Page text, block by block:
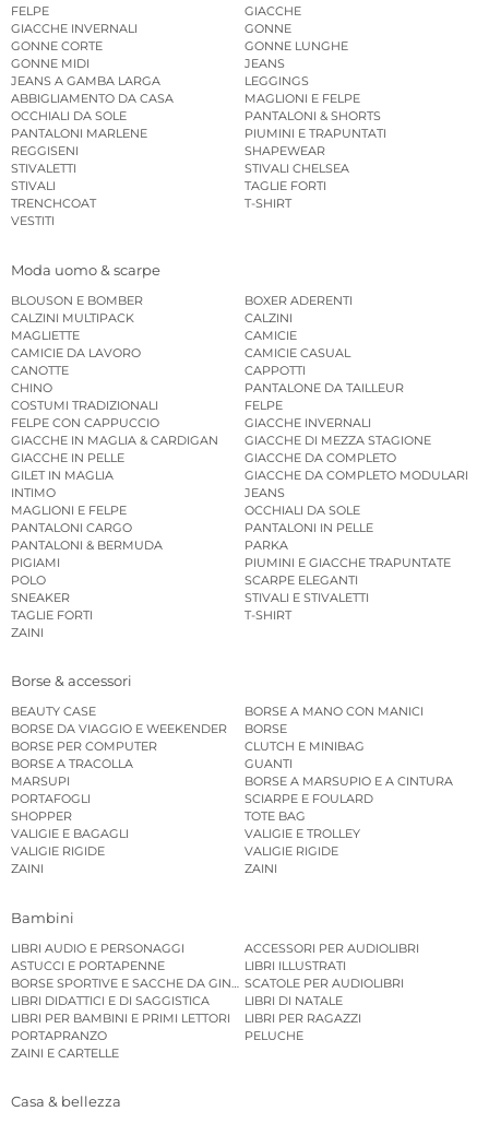
FELPE
GIACCHE
GIACCHE INVERNALI
GONNE
GONNE CORTE
GONNE LUNGHE
GONNE MIDI
JEANS
JEANS A GAMBA LARGA
LEGGINGS
ABBIGLIAMENTO DA CASA
MAGLIONI E FELPE
OCCHIALI DA SOLE
PANTALONI & SHORTS
PANTALONI MARLENE
PIUMINI E TRAPUNTATI
REGGISENI
SHAPEWEAR
STIVALETTI
STIVALI CHELSEA
STIVALI
TAGLIE FORTI
TRENCHCOAT
T-SHIRT
VESTITI
Moda uomo & scarpe
BLOUSON E BOMBER
BOXER ADERENTI
CALZINI MULTIPACK
CALZINI
MAGLIETTE
CAMICIE
CAMICIE DA LAVORO
CAMICIE CASUAL
CANOTTE
CAPPOTTI
CHINO
PANTALONE DA TAILLEUR
COSTUMI TRADIZIONALI
FELPE
FELPE CON CAPPUCCIO
GIACCHE INVERNALI
GIACCHE IN MAGLIA & CARDIGAN
GIACCHE DI MEZZA STAGIONE
GIACCHE IN PELLE
GIACCHE DA COMPLETO
GILET IN MAGLIA
GIACCHE DA COMPLETO MODULARI
INTIMO
JEANS
MAGLIONI E FELPE
OCCHIALI DA SOLE
PANTALONI CARGO
PANTALONI IN PELLE
PANTALONI & BERMUDA
PARKA
PIGIAMI
PIUMINI E GIACCHE TRAPUNTATE
POLO
SCARPE ELEGANTI
SNEAKER
STIVALI E STIVALETTI
TAGLIE FORTI
T-SHIRT
ZAINI
Borse & accessori
BEAUTY CASE
BORSE A MANO CON MANICI
BORSE DA VIAGGIO E WEEKENDER
BORSE
BORSE PER COMPUTER
CLUTCH E MINIBAG
BORSE A TRACOLLA
GUANTI
MARSUPI
BORSE A MARSUPIO E A CINTURA
PORTAFOGLI
SCIARPE E FOULARD
SHOPPER
TOTE BAG
VALIGIE E BAGAGLI
VALIGIE E TROLLEY
VALIGIE RIGIDE
VALIGIE RIGIDE
ZAINI
ZAINI
Bambini
LIBRI AUDIO E PERSONAGGI
ACCESSORI PER AUDIOLIBRI
ASTUCCI E PORTAPENNE
LIBRI ILLUSTRATI
BORSE SPORTIVE E SACCHE DA GINNASTICASCATOLE PER AUDIOLIBRI
LIBRI DIDATTICI E DI SAGGISTICA
LIBRI DI NATALE
LIBRI PER BAMBINI E PRIMI LETTORI
LIBRI PER RAGAZZI
PORTAPRANZO
PELUCHE
ZAINI E CARTELLE
Casa & bellezza